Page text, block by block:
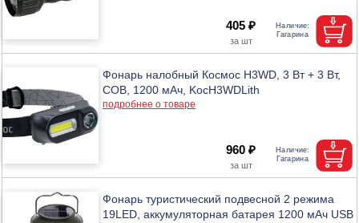
405 ₽
Фонарь налобный Космос H3WD, 3 Вт + 3 Вт,
СОВ, 1200 мАч, KocH3WDLith
подробнее о товаре
960 ₽
Фонарь туристический подвесной 2 режима
19LED, аккумуляторная батарея 1200 мАч USB